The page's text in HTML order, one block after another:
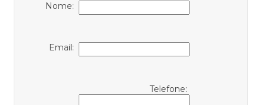
Nome:
Email:
Telefone: